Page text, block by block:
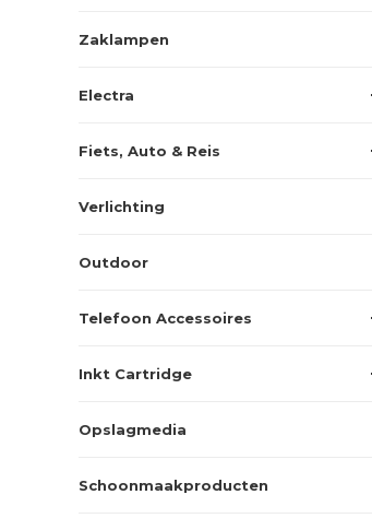
Zaklampen
Electra
Fiets, Auto & Reis
Verlichting
Outdoor
Telefoon Accessoires
Inkt Cartridge
Opslagmedia
Schoonmaakproducten